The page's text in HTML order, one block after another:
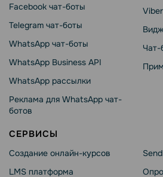
Facebook чат-боты
Telegram чат-боты
WhatsApp чат-боты
WhatsApp Business API
WhatsApp рассылки
Реклама для WhatsApp чат-
ботов
Чат-
СЕРВИСЫ
Создание онлайн-курсов
LMS платформа